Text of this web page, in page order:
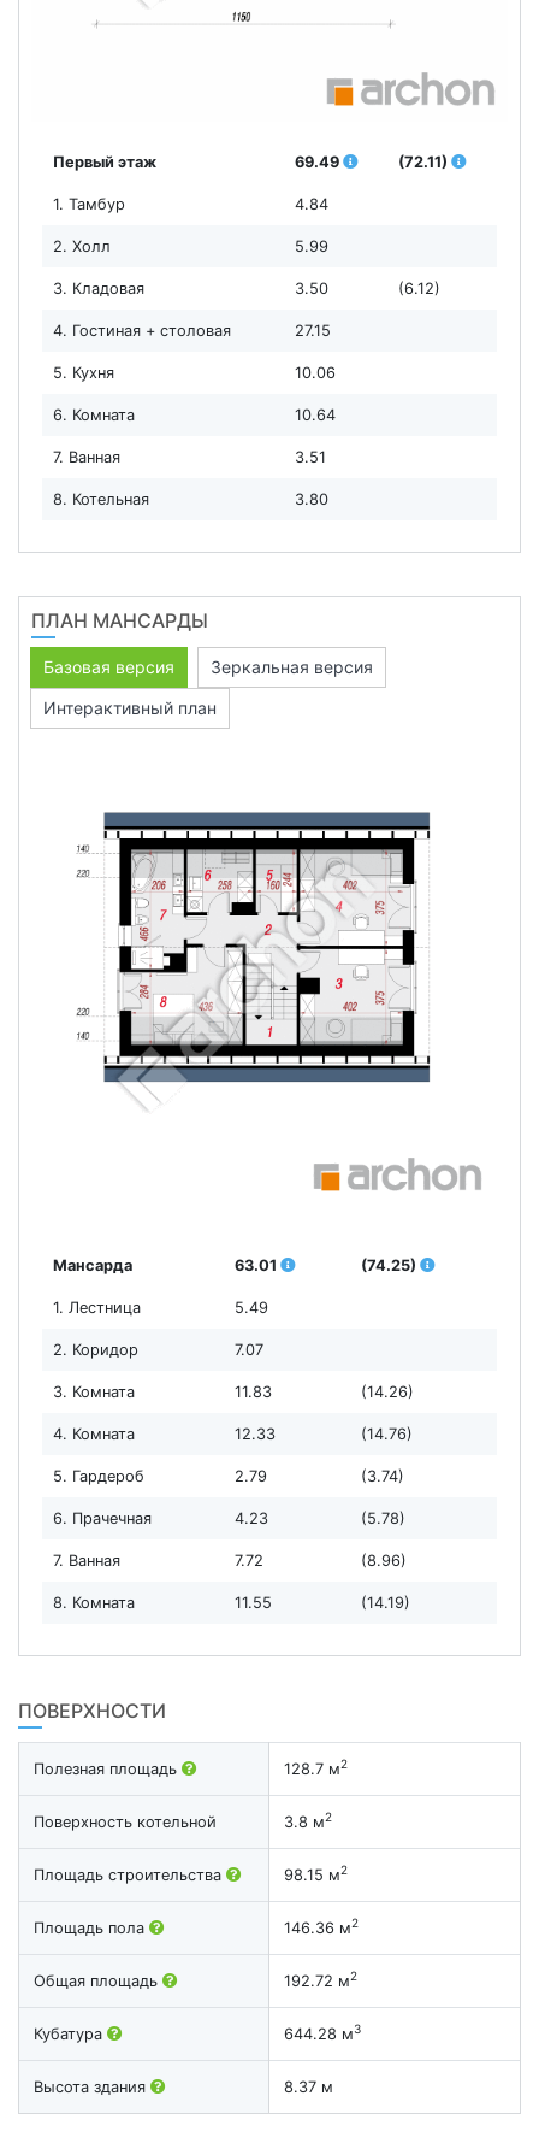
Первый этаж 69.49 (72.11)
1. Тамбур 4.84
2. Холл 5.99
3. Кладовая 3.50 (6.12)
4. Гостиная + столовая 27.15
5. Кухня 10.06
6. Комната 10.64
7. Ванная 3.51
8. Котельная 3.80
ПЛАН МАНСАРДЫ
Базовая версия
Зеркальная версия
Интерактивный план
Мансарда 63.01 (74.25)
1. Лестница 5.49
2. Коридор 7.07
3. Комната 11.83 (14.26)
4. Комната 12.33 (14.76)
5. Гардероб 2.79 (3.74)
6. Прачечная 4.23 (5.78)
7. Ванная 7.72 (8.96)
8. Комната 11.55 (14.19)
ПОВЕРХНОСТИ
Полезная площадь 128.7 м2
Поверхность котельной 3.8 м2
Площадь строительства 98.15 м2
Площадь пола 146.36 м2
Общая площадь 192.72 м2
Кубатура 644.28 м3
Высота здания 8.37 м